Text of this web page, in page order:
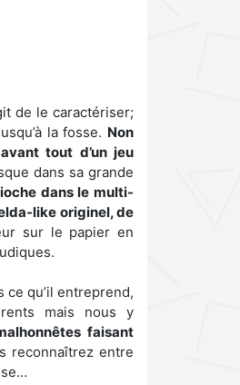
de le caractériser;
la fosse. Non
tout d’un jeu
dans sa grande
dans le multi-
like originel, de
sur le papier en
ce qu’il entreprend,
mais nous y
faisant
reconnaîtrez entre